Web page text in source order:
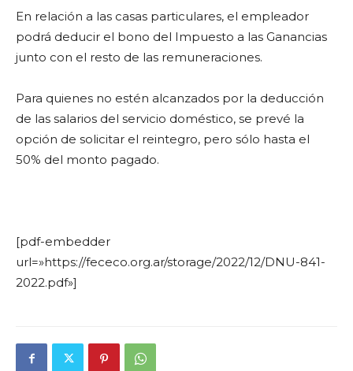
En relación a las casas particulares, el empleador
podrá deducir el bono del Impuesto a las Ganancias
junto con el resto de las remuneraciones.
Para quienes no estén alcanzados por la deducción
de las salarios del servicio doméstico, se prevé la
opción de solicitar el reintegro, pero sólo hasta el
50% del monto pagado.
[pdf-embedder
url=»https://fececo.org.ar/storage/2022/12/DNU-841-
2022.pdf»]